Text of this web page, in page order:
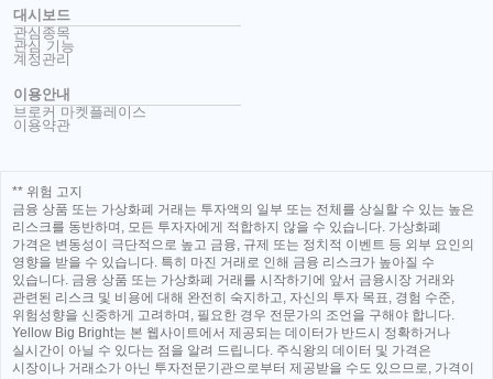
대시보드
관심종목
관심 기능
계정관리
이용안내
브로커 마켓플레이스
이용약관
** 위험 고지
금융 상품 또는 가상화폐 거래는 투자액의 일부 또는 전체를 상실할 수 있는 높은
리스크를 동반하며, 모든 투자자에게 적합하지 않을 수 있습니다. 가상화폐
가격은 변동성이 극단적으로 높고 금융, 규제 또는 정치적 이벤트 등 외부 요인의
영향을 받을 수 있습니다. 특히 마진 거래로 인해 금융 리스크가 높아질 수
있습니다. 금융 상품 또는 가상화폐 거래를 시작하기에 앞서 금융시장 거래와
관련된 리스크 및 비용에 대해 완전히 숙지하고, 자신의 투자 목표, 경험 수준,
위험성향을 신중하게 고려하며, 필요한 경우 전문가의 조언을 구해야 합니다.
Yellow Big Bright는 본 웹사이트에서 제공되는 데이터가 반드시 정확하거나
실시간이 아닐 수 있다는 점을 알려 드립니다. 주식왕의 데이터 및 가격은
시장이나 거래소가 아닌 투자전문기관으로부터 제공받을 수도 있으므로, 가격이